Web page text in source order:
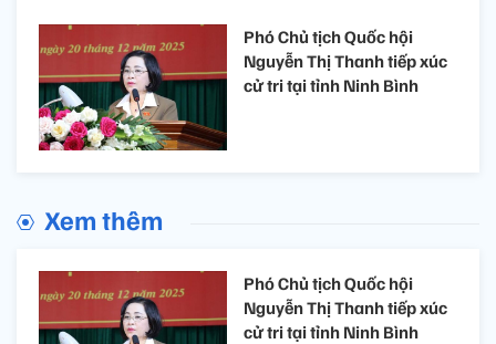
Phó Chủ tịch Quốc hội
Nguyễn Thị Thanh tiếp xúc
cử tri tại tỉnh Ninh Bình
Xem thêm
Phó Chủ tịch Quốc hội
Nguyễn Thị Thanh tiếp xúc
cử tri tại tỉnh Ninh Bình